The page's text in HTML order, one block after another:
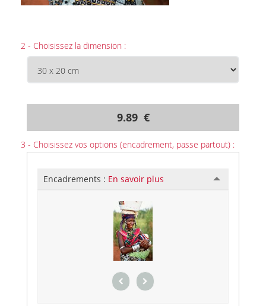
2 - Choisissez la dimension :
9.89 €
3 - Choisissez vos options (encadrement, passe partout) :
Encadrements : En savoir plus